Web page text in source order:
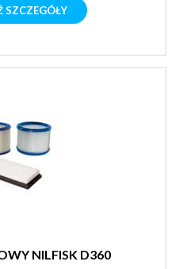
SZCZEGÓŁY
NILFISK D360